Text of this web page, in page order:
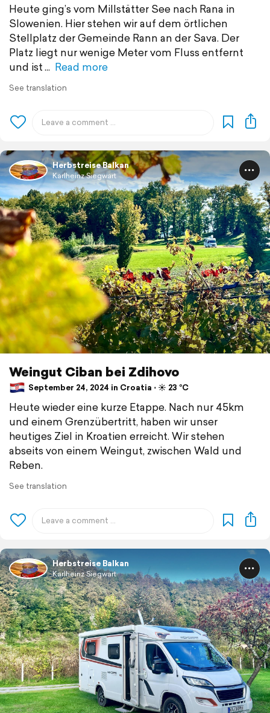
Heute ging’s vom Millstätter See nach Rana in
Slowenien. Hier stehen wir auf dem örtlichen
Stellplatz der Gemeinde Rann an der Sava. Der
Platz liegt nur wenige Meter vom Fluss entfernt
und ist
Read more
See translation
Herbstreise Balkan
Karlheinz Siegwart
Weingut Ciban bei Zdihovo
September 24, 2024 in Croatia ⋅ ☀️ 23 °C
Heute wieder eine kurze Etappe. Nach nur 45km
und einem Grenzübertritt, haben wir unser
heutiges Ziel in Kroatien erreicht. Wir stehen
abseits von einem Weingut, zwischen Wald und
Reben.
See translation
Herbstreise Balkan
Karlheinz Siegwart